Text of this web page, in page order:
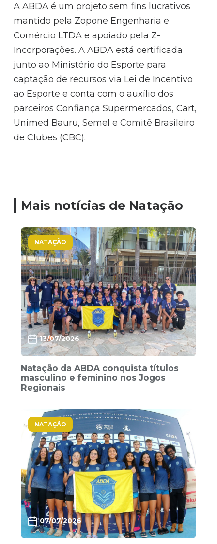
A ABDA é um projeto sem fins lucrativos
mantido pela Zopone Engenharia e
Comércio LTDA e apoiado pela Z-
Incorporações. A ABDA está certificada
junto ao Ministério do Esporte para
captação de recursos via Lei de Incentivo
ao Esporte e conta com o auxílio dos
parceiros Confiança Supermercados, Cart,
Unimed Bauru, Semel e Comitê Brasileiro
de Clubes (CBC).
Mais notícias de Natação
NATAÇÃO
13/07/2026
Natação da ABDA conquista títulos
masculino e feminino nos Jogos
Regionais
NATAÇÃO
07/07/2026